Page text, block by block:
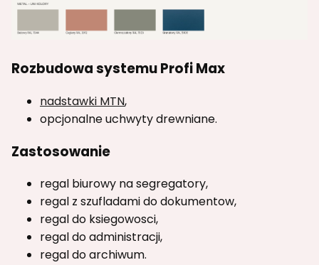
Rozbudowa systemu Profi Max
nadstawki MTN,
opcjonalne uchwyty drewniane.
Zastosowanie
regal biurowy na segregatory,
regal z szufladami do dokumentow,
regal do ksiegowosci,
regal do administracji,
regal do archiwum.